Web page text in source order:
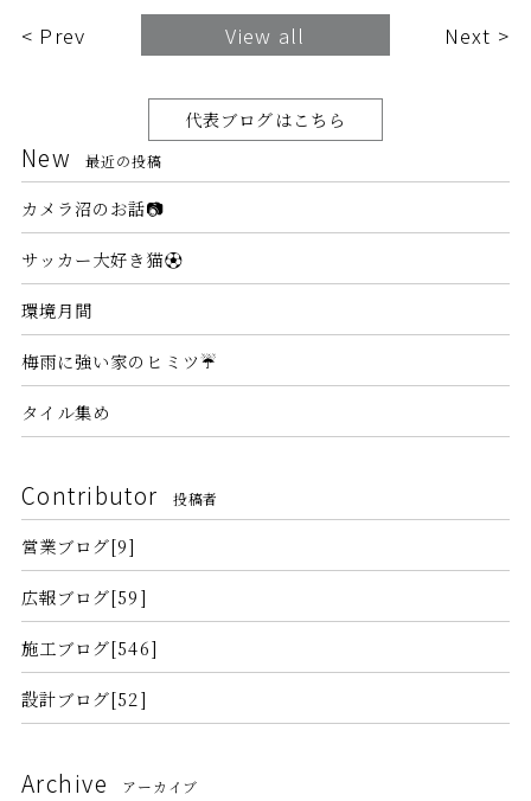
< Prev View all Next >
代表ブログはこちら
New 最近の投稿
カメラ沼のお話📷
サッカー大好き猫⚽
環境月間
梅雨に強い家のヒミツ☔
タイル集め
Contributor 投稿者
営業ブログ[9]
広報ブログ[59]
施工ブログ[546]
設計ブログ[52]
Archive アーカイブ